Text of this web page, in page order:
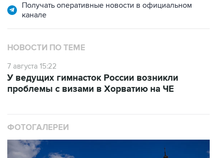
НОВОСТИ ПО ТЕМЕ
7 августа 15:22
проблемы с визами в Хорватию на ЧЕ